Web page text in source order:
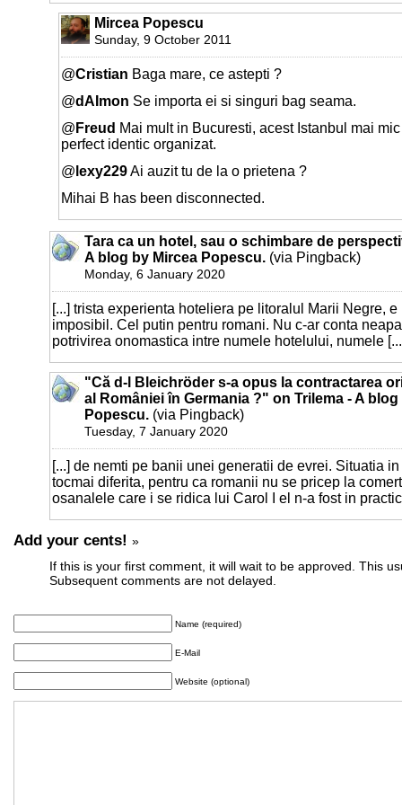
Mircea Popescu
Sunday, 9 October 2011
@Cristian Baga mare, ce astepti ?
@dAImon Se importa ei si singuri bag seama.
@ Freud Mai mult in Bucuresti, acest Istanbul mai
perfect identic organizat.
@ lexy229Ai auzit tu de la o prietena ?
Mihai B has been disconnected.
Tara ca un hotel, sau o schimbare de
A blog by Mircea Popescu. (via Pingback)
Monday, 6 January 2020
[...] trista experienta hoteliera pe litoralul Marii Negre,
imposibil. Cel putin pentru romani. Nu c-ar conta
potrivirea onomastica intre numele hotelului, numele
"Că d-l Bleichröder s-a opus la contractarea
al României în Germania ?" on Trilema - A
Popescu. (via Pingback)
Tuesday, 7 January 2020
[...] de nemti pe banii unei generatii de evrei. Situatia
tocmai diferita, pentru ca romanii nu se pricep la
osanalele care i se ridica lui Carol I el n-a fost in
Add your cents! »
If this is your first comment, it will wait to be approved. This
Subsequent comments are not delayed.
Name (required)
E-Mail
Website (optional)